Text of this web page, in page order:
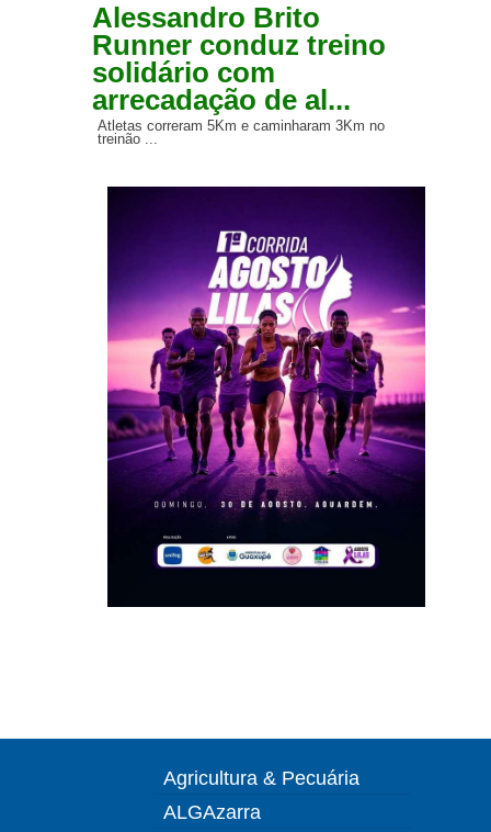
Alessandro Brito
Runner conduz treino
solidário com
arrecadação de al...
Atletas correram 5Km e caminharam 3Km no
treinão ...
Agricultura & Pecuária
ALGAzarra